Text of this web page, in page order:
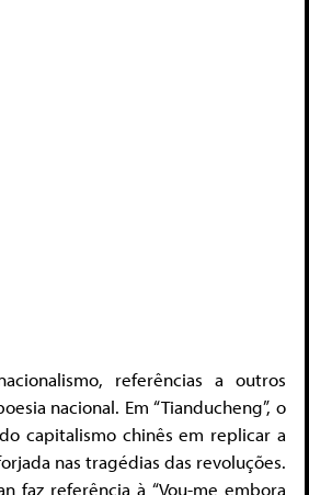
referências a outros
nacional. Em “Tianducheng”, o
capitalismo chinês em replicar a
nas tragédias das revoluções.
faz referência à “Vou-me embora